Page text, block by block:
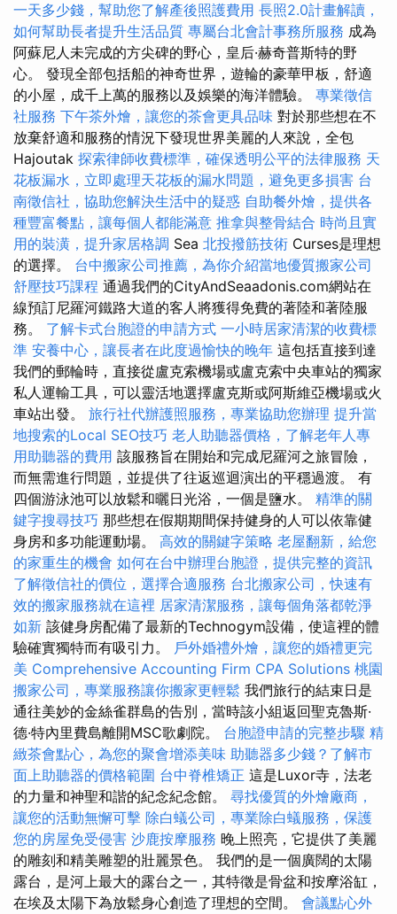
一天多少錢，幫助您了解產後照護費用 長照2.0計畫解讀，
如何幫助長者提升生活品質 專屬台北會計事務所服務 成為
阿蘇尼人未完成的方尖碑的野心，皇后·赫奇普斯特的野
心。 發現全部包括船的神奇世界，遊輪的豪華甲板，舒適
的小屋，成千上萬的服務以及娛樂的海洋體驗。 專業徵信
社服務 下午茶外燴，讓您的茶會更具品味 對於那些想在不
放棄舒適和服務的情況下發現世界美麗的人來說，全包
Hajoutak 探索律師收費標準，確保透明公平的法律服務 天
花板漏水，立即處理天花板的漏水問題，避免更多損害 台
南徵信社，協助您解決生活中的疑惑 自助餐外燴，提供各
種豐富餐點，讓每個人都能滿意 推拿與整骨結合 時尚且實
用的裝潢，提升家居格調 Sea 北投撥筋技術 Curses是理想
的選擇。 台中搬家公司推薦，為你介紹當地優質搬家公司
舒壓技巧課程 通過我們的CityAndSeaadonis.com網站在
線預訂尼羅河鐵路大道的客人將獲得免費的著陸和著陸服
務。 了解卡式台胞證的申請方式 一小時居家清潔的收費標
準 安養中心，讓長者在此度過愉快的晚年 這包括直接到達
我們的郵輪時，直接從盧克索機場或盧克索中央車站的獨家
私人運輸工具，可以靈活地選擇盧克斯或阿斯維亞機場或火
車站出發。 旅行社代辦護照服務，專業協助您辦理 提升當
地搜索的Local SEO技巧 老人助聽器價格，了解老年人專
用助聽器的費用 該服務旨在開始和完成尼羅河之旅冒險，
而無需進行問題，並提供了往返巡迴演出的平穩過渡。 有
四個游泳池可以放鬆和曬日光浴，一個是鹽水。 精準的關
鍵字搜尋技巧 那些想在假期期間保持健身的人可以依靠健
身房和多功能運動場。 高效的關鍵字策略 老屋翻新，給您
的家重生的機會 如何在台中辦理台胞證，提供完整的資訊
了解徵信社的價位，選擇合適服務 台北搬家公司，快速有
效的搬家服務就在這裡 居家清潔服務，讓每個角落都乾淨
如新 該健身房配備了最新的Technogym設備，使這裡的體
驗確實獨特而有吸引力。 戶外婚禮外燴，讓您的婚禮更完
美 Comprehensive Accounting Firm CPA Solutions 桃園
搬家公司，專業服務讓你搬家更輕鬆 我們旅行的結束日是
通往美妙的金絲雀群島的告別，當時該小組返回聖克魯斯·
德·特內里費島離開MSC歌劇院。 台胞證申請的完整步驟 精
緻茶會點心，為您的聚會增添美味 助聽器多少錢？了解市
面上助聽器的價格範圍 台中脊椎矯正 這是Luxor寺，法老
的力量和神聖和諧的紀念紀念館。 尋找優質的外燴廠商，
讓您的活動無懈可擊 除白蟻公司，專業除白蟻服務，保護
您的房屋免受侵害 沙鹿按摩服務 晚上照亮，它提供了美麗
的雕刻和精美雕塑的壯麗景色。 我們的是一個廣闊的太陽
露台，是河上最大的露台之一，其特徵是骨盆和按摩浴缸，
在埃及太陽下為放鬆身心創造了理想的空間。 會議點心外